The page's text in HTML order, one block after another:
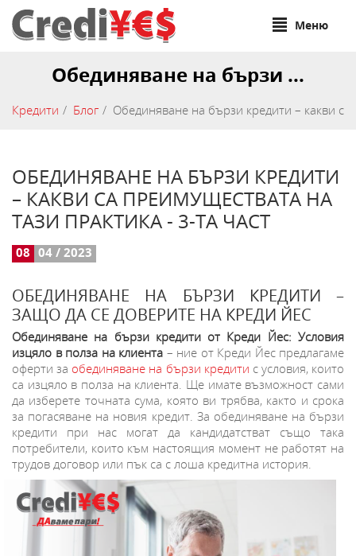
Меню
Обединяване на бързи ...
Кредити Блог Обединяване на бързи кредити – какви
ОБЕДИНЯВАНЕ НА БЪРЗИ КРЕДИТИ
– КАКВИ СА ПРЕИМУЩЕСТВАТА НА
ТАЗИ ПРАКТИКА - 3-ТА ЧАСТ
08 04 / 2023
ОБЕДИНЯВАНЕ НА БЪРЗИ КРЕДИТИ –
ЗАЩО ДА СЕ ДОВЕРИТЕ НА КРЕДИ ЙЕС
Обединяване на бързи кредити от Креди Йес: Условия
изцяло в полза на клиента – ние от Креди Йес предлагаме
оферти за обединяване на бързи кредити с условия, които
са изцяло в полза на клиента. Ще имате възможност сами
да изберете точната сума, която ви трябва, както и срока
за погасяване на новия кредит. За обединяване на бързи
кредити при нас могат да кандидатстват също така
потребители, които към настоящия момент не работят на
трудов договор или пък са с лоша кредитна история.